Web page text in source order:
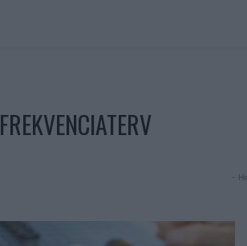
FREKVENCIATERV
-